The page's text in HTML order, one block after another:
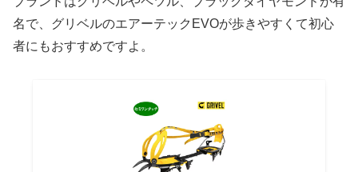
名で、グリベルのエアーテックEVOが歩きやすくて初心
者にもおすすめですよ。